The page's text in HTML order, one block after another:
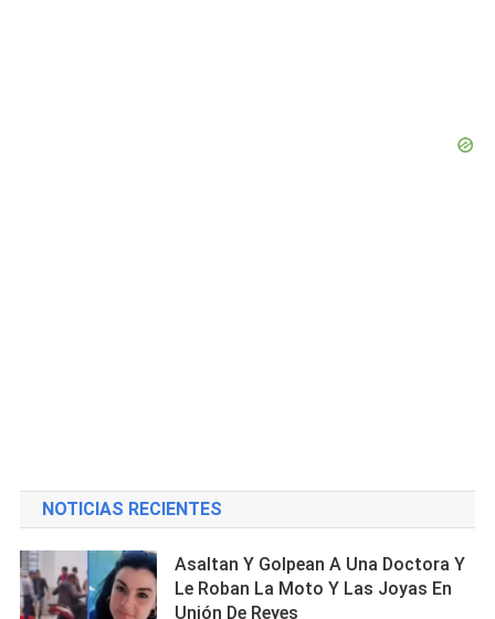
NOTICIAS RECIENTES
Asaltan Y Golpean A Una Doctora Y
Le Roban La Moto Y Las Joyas En
Unión De Reyes